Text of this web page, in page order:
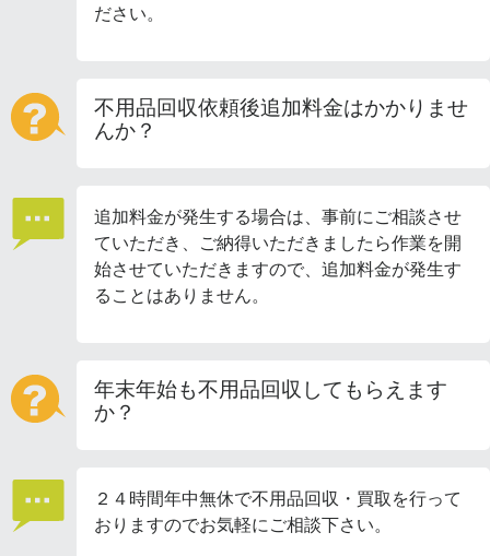
ださい。
不用品回収依頼後追加料金はかかりませ
んか？
追加料金が発生する場合は、事前にご相談させ
ていただき、ご納得いただきましたら作業を開
始させていただきますので、追加料金が発生す
ることはありません。
年末年始も不用品回収してもらえます
か？
２４時間年中無休で不用品回収・買取を行って
おりますのでお気軽にご相談下さい。